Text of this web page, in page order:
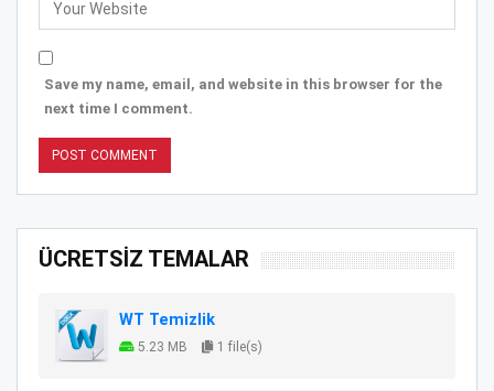
Save my name, email, and website in this browser for the
next time I comment.
ÜCRETSİZ TEMALAR
WT Temizlik
5.23 MB 1 file(s)